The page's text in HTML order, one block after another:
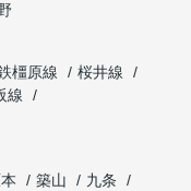
橿原線
桜井線
線
築山
九条